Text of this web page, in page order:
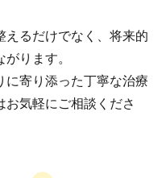
えるだけでなく、将来的
ります。
に寄り添った丁寧な治療
お気軽にご相談くださ